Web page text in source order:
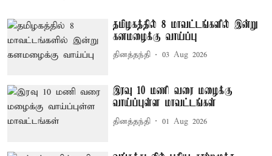
தமிழகத்தில் 8 மாவட்டங்களில் இன்று
கனமழைக்கு வாய்ப்பு
தினத்தந்தி 03 Aug 2026
இரவு 10 மணி வரை மழைக்கு
வாய்ப்புள்ள மாவட்டங்கள்
தினத்தந்தி 01 Aug 2026